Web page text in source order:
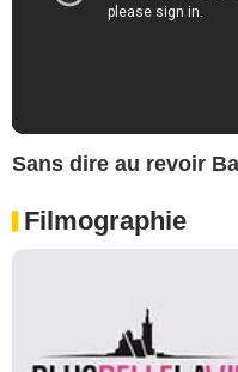
Sans dire au revoir
Filmographie